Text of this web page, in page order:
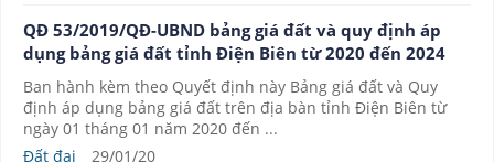
QĐ 53/2019/QĐ-UBND bảng giá đất và quy định áp
dụng bảng giá đất tỉnh Điện Biên từ 2020 đến 2024
Ban hành kèm theo Quyết định này Bảng giá đất và Quy
định áp dụng bảng giá đất trên địa bàn tỉnh Điện Biên từ
ngày 01 tháng 01 năm 2020 đến ...
Đất đai
29/01/20